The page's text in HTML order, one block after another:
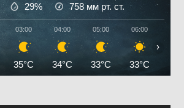
29% 758 мм рт. ст.
03:00
35°C
04:00
34°C
05:00
33°C
06:00
33°C
›